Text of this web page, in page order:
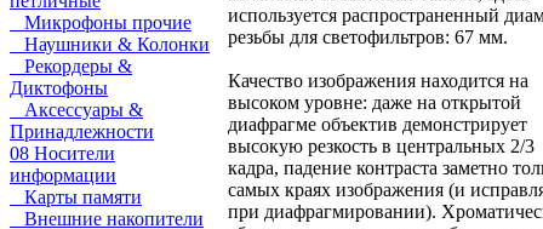
Микрофоны прочие
Наушники & Колонки
Рекордеры &
Диктофоны
Аксессуары &
Принадлежности
08 Носители
информации
Карты памяти
Внешние накопители
используется распространенный
резьбы для светофильтров: 67 мм.
Качество изображения находится на
высоком уровне: даже на открытой
диафрагме объектив демонстрирует
высокую резкость в центральных 2/3
кадра, падение контраста заметно
самых краях изображения (и
при диафрагмировании).